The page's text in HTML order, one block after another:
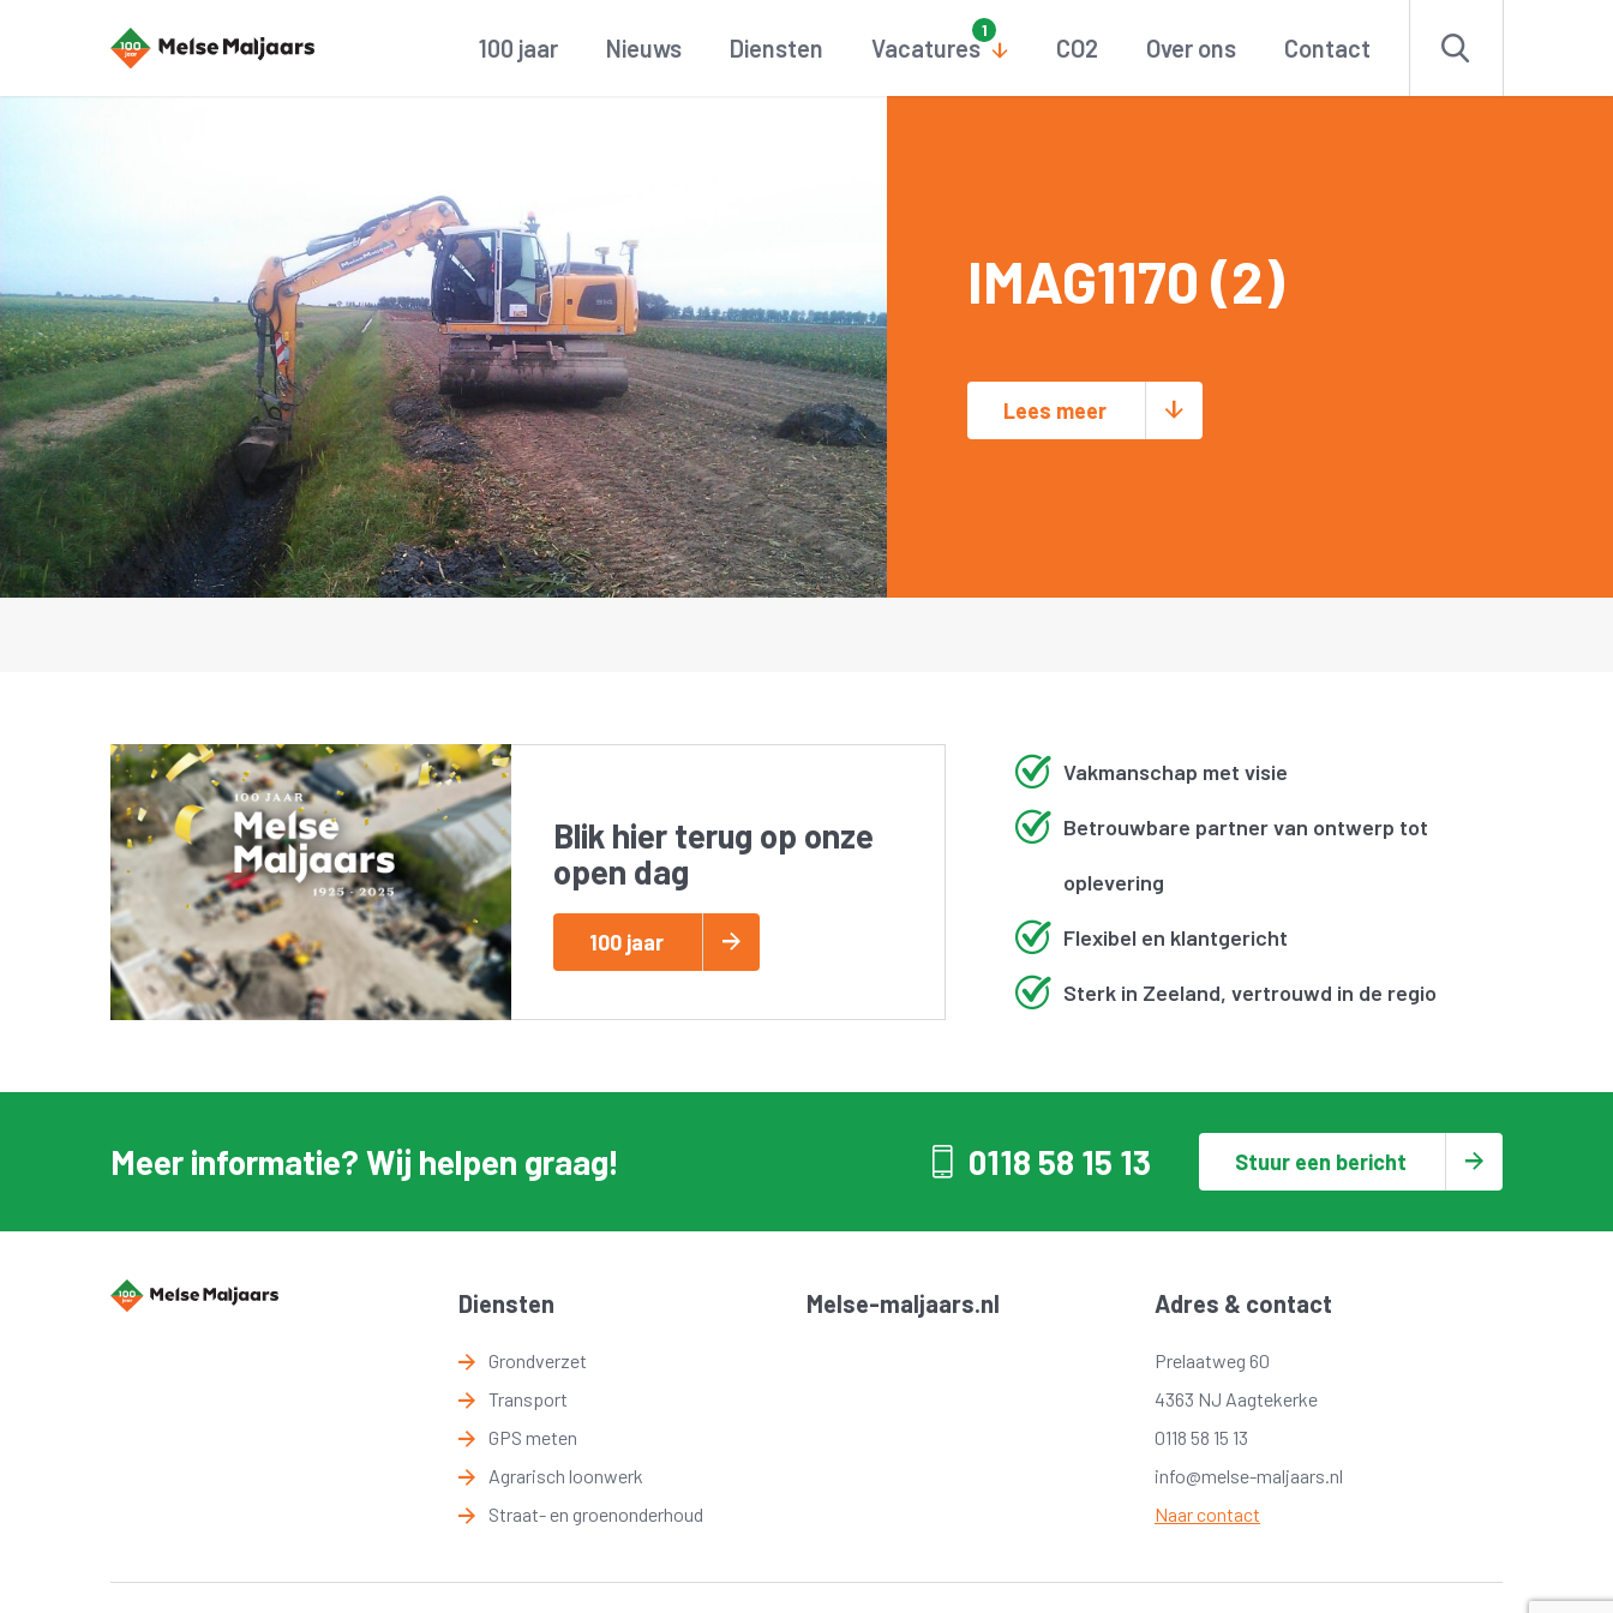
100 jaar Nieuws Diensten Vacatures CO2 Over ons Contact
IMAG1170 (2)
Lees meer
Blik hier terug op onze
open dag
100 jaar
Vakmanschap met visie
Betrouwbare partner van ontwerp tot
oplevering
Flexibel en klantgericht
Sterk in Zeeland, vertrouwd in de regio
Meer informatie? Wij helpen graag! 0118 58 15 13 Stuur een bericht
Diensten
Grondverzet
Transport
GPS meten
Agrarisch loonwerk
Straat- en groenonderhoud
Melse-maljaars.nl Adres & contact
Prelaatweg 60
4363 NJ Aagtekerke
0118 58 15 13
info@melse-maljaars.nl
Naar contact